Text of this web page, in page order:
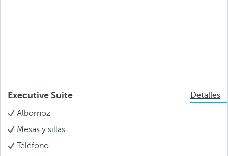
Executive Suite
Detalles
Albornoz
Mesas y sillas
Teléfono